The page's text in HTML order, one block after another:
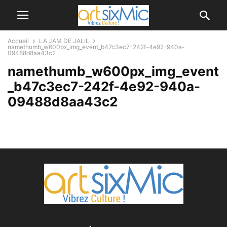
Accueil
LA JAM DE JALIL
namethumb_w600px_img_event_b47c3ec7-242f-4e92-940a-
09488d8aa43c2
namethumb_w600px_img_event
_b47c3ec7-242f-4e92-940a-
09488d8aa43c2